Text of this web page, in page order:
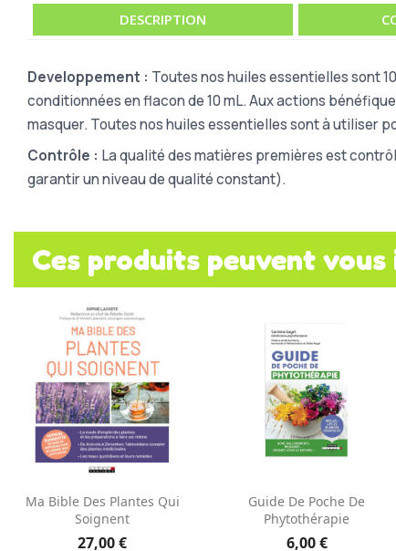
DESCRIPTION
Developpement : Toutes nos huiles essentielles sont
conditionnées en flacon de 10 mL. Aux actions
masquer. Toutes nos huiles essentielles sont à utiliser
Contrôle : La qualité des matières premières est
garantir un niveau de qualité constant).
Ces produits peuvent
Aperçu rapide
Ma Bible Des Plantes Qui
Soignent
27,00 €
Aperçu rapide
Guide De Poche De
Phytothérapie
6,00 €